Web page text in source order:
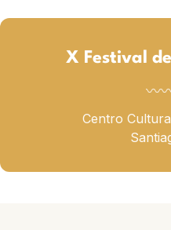
X Festival
〰
Centro